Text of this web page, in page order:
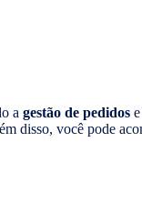
a gestão de pedidos
disso, você pode